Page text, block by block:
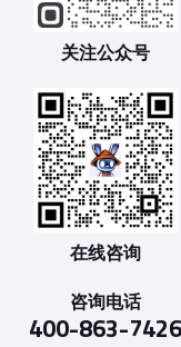
关注公众号
在线咨询
咨询电话
400-863-7426